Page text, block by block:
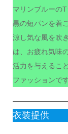
マリンブルーの
黒の短パンを着
涼し気な風を吹
は、お疲れ気味
活力を与えるこ
ファッションです
衣装提供